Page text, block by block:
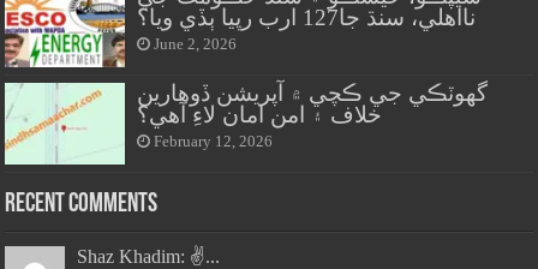
نااهلي، سنڌ جا127 ارب رپيا ٻڏي ويا؟
June 2, 2026
گهوٽڪي جي ڪچي ۾ آپريشن ڏوهارين
خلاف ۽ امن امان لاءِ آهي؟
February 12, 2026
Recent Comments
Shaz Khadim: ✌️...